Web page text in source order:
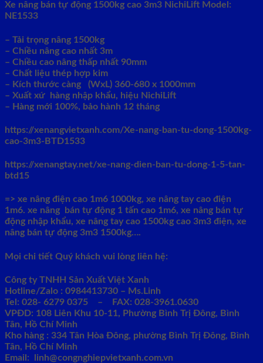
Xe nâng bán tự động 1500kg cao 3m3 NichiLift Model:
NE1533
– Tải trọng nâng 1500kg
– Chiều nâng cao nhất 3m
– Chiều cao nâng thấp nhất 90mm
– Chất liệu thép hợp kim
– Kích thước càng (WxL) 360-680 x 1000mm
– Xuất xứ hàng nhập khẩu, hiệu NichiLift
– Hàng mới 100%, bảo hành 12 tháng
https://xenangvietxanh.com/Xe-nang-ban-tu-dong-1500kg-
cao-3m3-BTD1533
https://xenangtay.net/xe-nang-dien-ban-tu-dong-1-5-tan-
btd15
=> xe nâng điện cao 1m6 1000kg, xe nâng tay cao điện
1m6. xe nâng bán tự động 1 tấn cao 1m6, xe nâng bán tự
động nhập khẩu, xe nâng tay cao 1500kg cao 3m3 điện, xe
nâng bán tự động 3m3 1500kg….
Mọi chi tiết Quý khách vui lòng liên hệ:
Công ty TNHH Sản Xuất Việt Xanh
Hotline/Zalo : 0984413730 – Ms.Linh
Tel: 028- 6279 0375 – FAX: 028-3961.0630
VPĐD: 108 Liên Khu 10-11, Phường Bình Trị Đông, Bình
Tân, Hồ Chí Minh
Kho hàng : 334 Tân Hòa Đông, phường Bình Trị Đông, Bình
Tân, Hồ Chí Minh
Email: linh@congnghiepvietxanh.com.vn